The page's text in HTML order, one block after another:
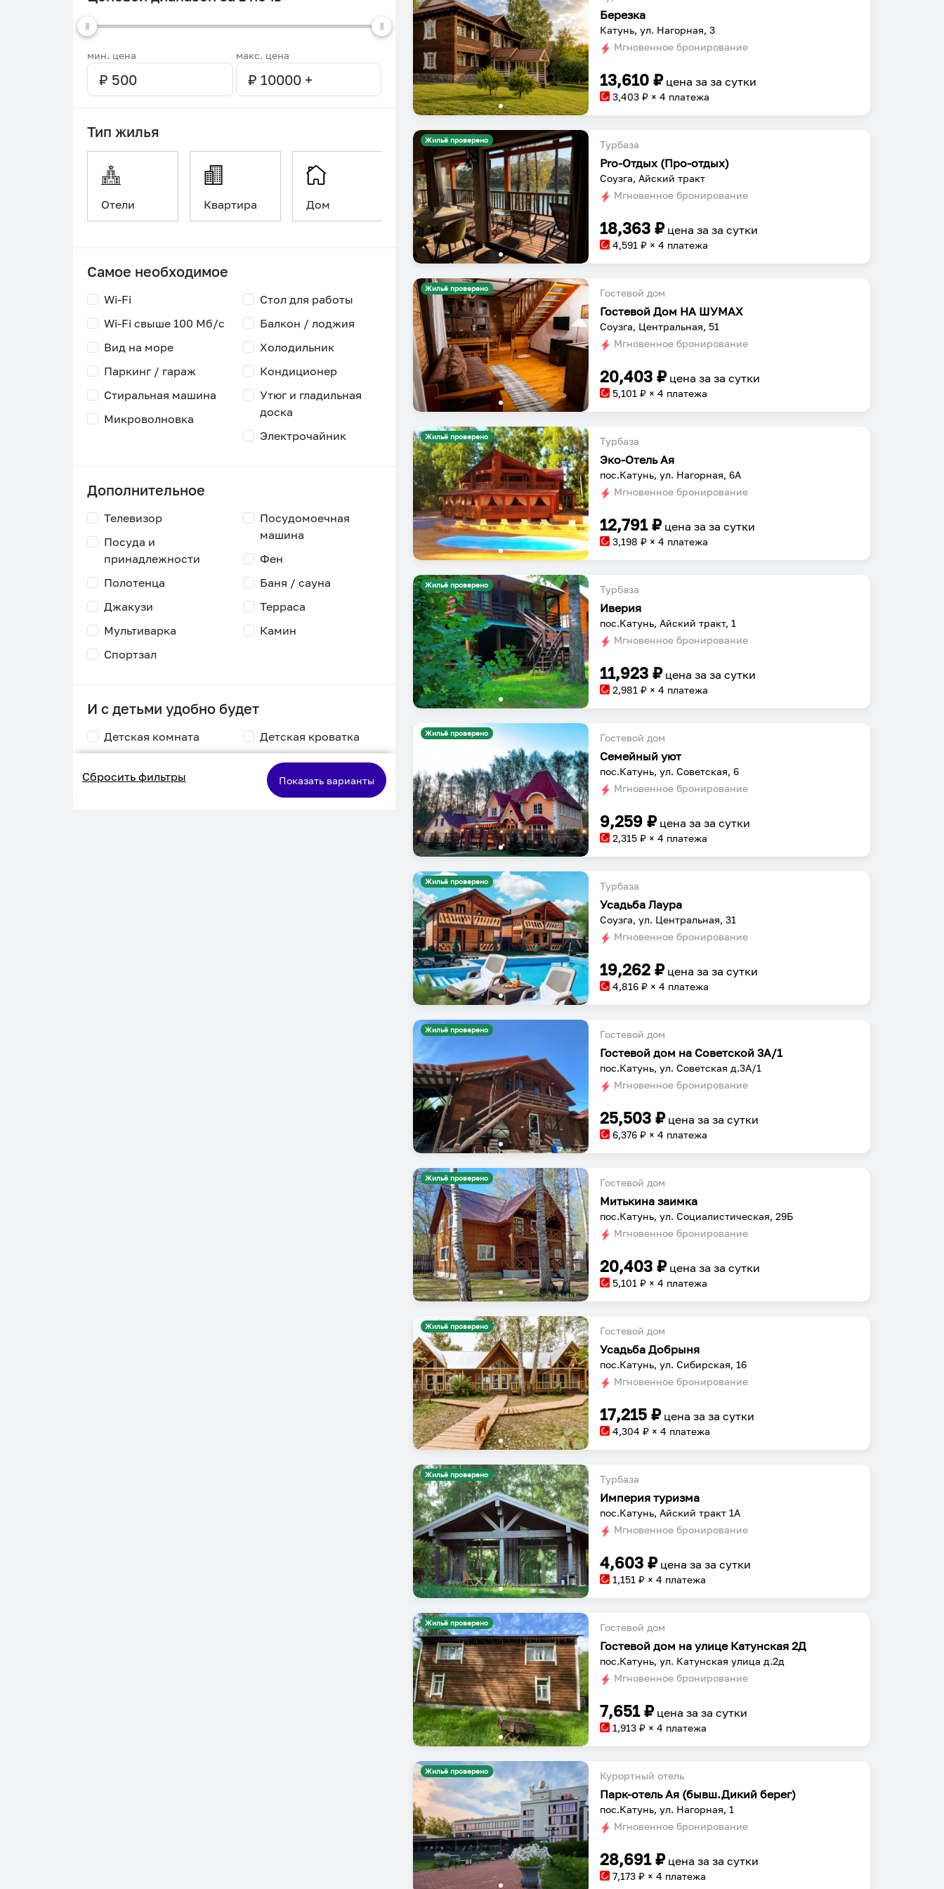
мин. цена макс. цена
Тип жилья
Отели Квартира Дом Уникальное
Самое необходимое
Wi-Fi
Wi-Fi свыше 100 Мб/с
Стол для работы
Балкон / лоджия
Вид на море
Паркинг / гараж
Холодильник
Кондиционер
Стиральная машина
Микроволновка
Утюг и гладильная
доска
Электрочайник
Дополнительное
Телевизор
Посуда и
принадлежности
Посудомоечная
машина
Фен
Полотенца
Джакузи
Баня / сауна
Терраса
Мультиварка
Спортзал
Камин
И с детьми удобно будет
Детская комната
кормления
Детская кроватка
Двухъярусная
кровать
Сбросить фильтры Показать варианты
Березка
Катунь, ул. Нагорная, 3
Мгновенное бронирование
13,610 ₽ цена заза сутки
3,403 ₽ × 4 платежа
Жильё проверено Турбаза
Pro-Отдых (Про-отдых)
Соузга, Айский тракт
Мгновенное бронирование
18,363 ₽ цена заза сутки
4,591 ₽ × 4 платежа
Жильё проверено Гостевой дом
Гостевой Дом НА ШУМАХ
Соузга, Центральная, 51
Мгновенное бронирование
20,403 ₽ цена заза сутки
5,101 ₽ × 4 платежа
Жильё проверено Турбаза
Эко-Отель Ая
пос.Катунь, ул. Нагорная, 6А
Мгновенное бронирование
12,791₽ цена заза сутки
3,198 ₽ × 4 платежа
Жильё проверено Турбаза
Иверия
пос.Катунь, Айский тракт, 1
Мгновенное бронирование
11,923 ₽ цена заза сутки
2,981 ₽ × 4 платежа
Жильё проверено Гостевой дом
Семейный уют
пос.Катунь, ул. Советская, 6
Мгновенное бронирование
9,259 ₽ цена заза сутки
2,315 ₽ × 4 платежа
Жильё проверено Турбаза
Усадьба Лаура
Соузга, ул. Центральная, 31
Мгновенное бронирование
19,262 ₽ цена заза сутки
4,816 ₽ × 4 платежа
Жильё проверено Гостевой дом
Гостевой дом на Советской 3А/1
пос.Катунь, ул. Советская д.3А/1
Мгновенное бронирование
25,503 ₽ цена заза сутки
6,376 ₽ × 4 платежа
Жильё проверено Гостевой дом
Митькина заимка
пос.Катунь, ул. Социалистическая, 29Б
Мгновенное бронирование
20,403 ₽ цена заза сутки
5,101 ₽ × 4 платежа
Жильё проверено Гостевой дом
Усадьба Добрыня
пос.Катунь, ул. Сибирская, 16
Мгновенное бронирование
17,215 ₽ цена заза сутки
4,304 ₽ × 4 платежа
Жильё проверено Турбаза
Империя туризма
пос.Катунь, Айский тракт 1А
Мгновенное бронирование
4,603 ₽ цена заза сутки
1,151 ₽ × 4 платежа
Жильё проверено Гостевой дом
Гостевой дом на улице Катунская 2Д
пос.Катунь, ул. Катунская улица д.2д
Мгновенное бронирование
7,651₽ цена заза сутки
1,913 ₽ × 4 платежа
Жильё проверено Курортный отель
Парк-отель Ая (бывш.Дикий берег)
пос.Катунь, ул. Нагорная, 1
Мгновенное бронирование
28,691₽ цена заза сутки
7,173 ₽ × 4 платежа